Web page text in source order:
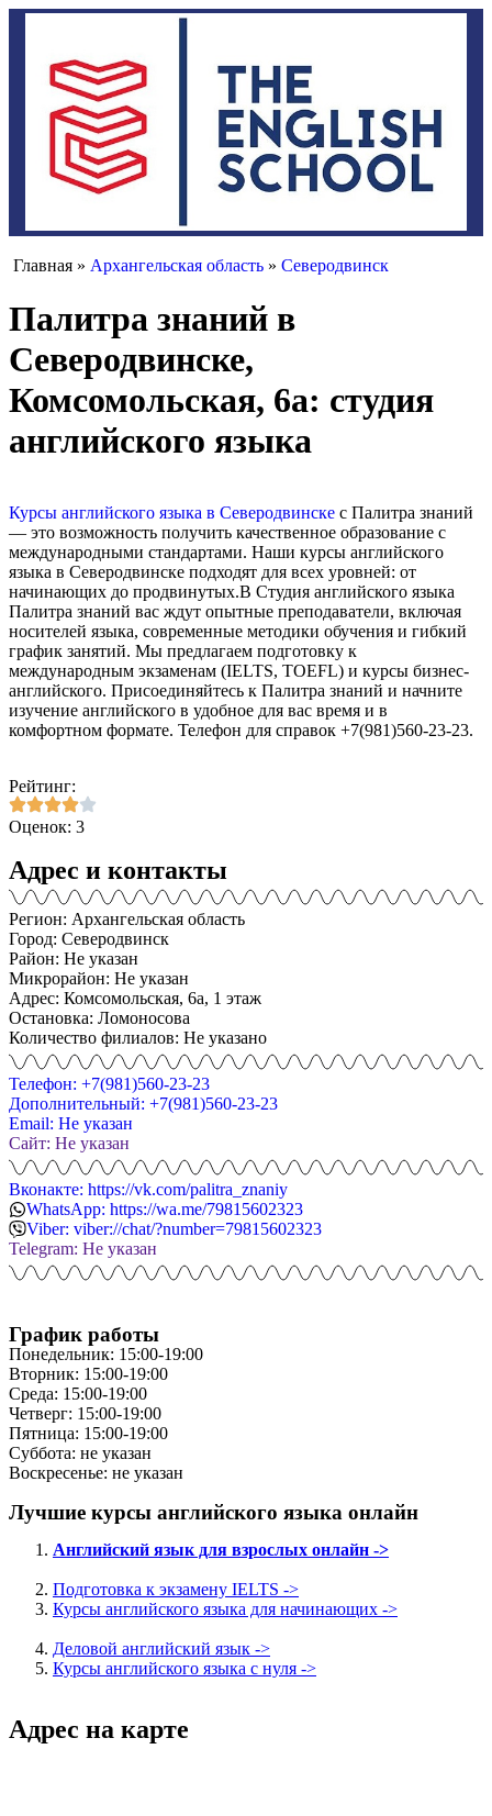
Главная » Архангельская область » Северодвинск
Палитра знаний в
Северодвинске,
Комсомольская, 6а: студия
английского языка
Курсы английского языка в Северодвинске с Палитра знаний
— это возможность получить качественное образование с
международными стандартами. Наши курсы английского
языка в Северодвинске подходят для всех уровней: от
начинающих до продвинутых.В Студия английского языка
Палитра знаний вас ждут опытные преподаватели, включая
носителей языка, современные методики обучения и гибкий
график занятий. Мы предлагаем подготовку к
международным экзаменам (IELTS, TOEFL) и курсы бизнес-
английского. Присоединяйтесь к Палитра знаний и начните
изучение английского в удобное для вас время и в
комфортном формате. Телефон для справок +7(981)560-23-23.
Рейтинг:
Оценок: 3
Адрес и контакты
Регион: Архангельская область
Город: Северодвинск
Район: Не указан
Микрорайон: Не указан
Адрес: Комсомольская, 6а, 1 этаж
Остановка: Ломоносова
Количество филиалов: Не указано
Телефон: +7(981)560-23-23
Дополнительный: +7(981)560-23-23
Email: Не указан
Сайт: Не указан
Вконакте: https://vk.com/palitra_znaniy
WhatsApp: https://wa.me/79815602323
Viber: viber://chat/?number=79815602323
Telegram: Не указан
График работы
Понедельник: 15:00-19:00
Вторник: 15:00-19:00
Среда: 15:00-19:00
Четверг: 15:00-19:00
Пятница: 15:00-19:00
Суббота: не указан
Воскресенье: не указан
Лучшие курсы английского языка онлайн
Английский язык для взрослых онлайн ->
Подготовка к экзамену IELTS ->
Курсы английского языка для начинающих ->
Деловой английский язык ->
Курсы английского языка с нуля ->
Адрес на карте